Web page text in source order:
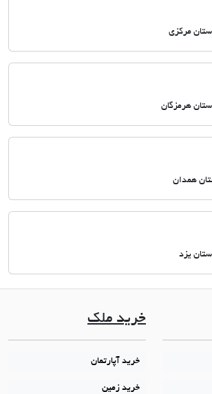
خرید ملک
خرید آپارتمان
خرید زمین